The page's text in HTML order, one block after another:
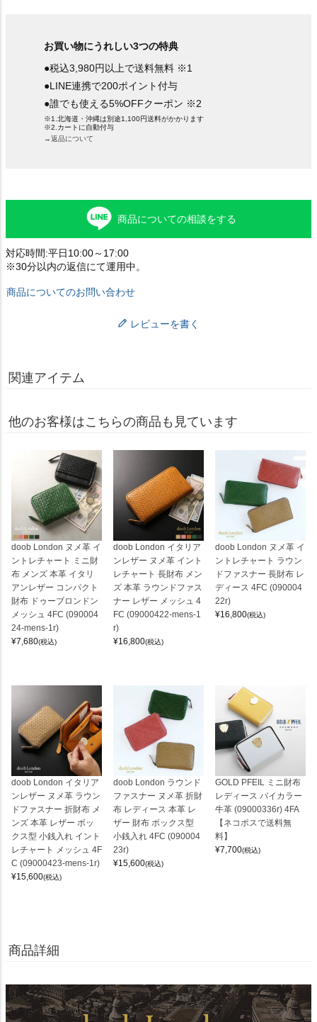
お買い物にうれしい3つの特典
●税込3,980円以上で送料無料 ※1
●LINE連携で200ポイント付与
●誰でも使える5%OFFクーポン ※2
※1.北海道・沖縄は別途1,100円送料がかかります
※2.カートに自動付与
→返品について
商品についての相談をする
対応時間:平日10:00～17:00
※30分以内の返信にて運用中。
商品についてのお問い合わせ
レビューを書く
関連アイテム
他のお客様はこちらの商品も見ています
doob London ヌメ革 イ
ントレチャート ミニ財
布 メンズ 本革 イタリ
アンレザー コンパクト
財布 ドゥーブロンドン
メッシュ 4FC (090004
24-mens-1r)
¥7,680(税込)
doob London イタリア
ンレザー ヌメ革 イント
レチャート 長財布 メン
ズ 本革 ラウンドファス
ナー レザー メッシュ 4
FC (09000422-mens-1
r)
¥16,800(税込)
doob London ヌメ革 イ
ントレチャート ラウン
ドファスナー 長財布 レ
ディース 4FC (090004
22r)
¥16,800(税込)
doob London イタリア
ンレザー ヌメ革 ラウン
ドファスナー 折財布 メ
ンズ 本革 レザー ボッ
クス型 小銭入れ イント
レチャート メッシュ 4F
C (09000423-mens-1r)
¥15,600(税込)
doob London ラウンド
ファスナー ヌメ革 折財
布 レディース 本革 レ
ザー 財布 ボックス型
小銭入れ 4FC (090004
23r)
¥15,600(税込)
GOLD PFEIL ミニ財布
レディース バイカラー
牛革 (09000336r) 4FA
【ネコポスで送料無
料】
¥7,700(税込)
商品詳細